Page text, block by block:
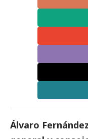
Álvaro